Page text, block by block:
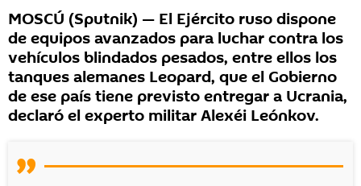
MOSCÚ (Sputnik) — El Ejército ruso dispone
de equipos avanzados para luchar contra los
vehículos blindados pesados, entre ellos los
tanques alemanes Leopard, que el Gobierno
de ese país tiene previsto entregar a Ucrania,
declaró el experto militar Alexéi Leónkov.